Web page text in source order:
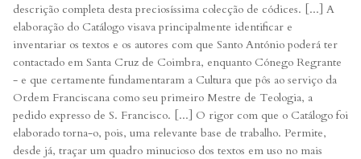
descrição completa desta preciosíssima colecção de códices. [...] A
elaboração do Catálogo visava principalmente identificar e
inventariar os textos e os autores com que Santo António poderá ter
contactado em Santa Cruz de Coimbra, enquanto Cónego Regrante
- e que certamente fundamentaram a Cultura que pôs ao serviço da
Ordem Franciscana como seu primeiro Mestre de Teologia, a
pedido expresso de S. Francisco. [...] O rigor com que o Catálogo foi
elaborado torna-o, pois, uma relevante base de trabalho. Permite,
desde já, traçar um quadro minucioso dos textos em uso no mais